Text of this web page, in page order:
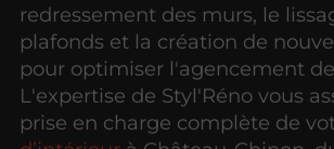
redressement des murs, le
plafonds et la création de
pour optimiser l'agencement
L'expertise de Styl'Réno vous
prise en charge complète de